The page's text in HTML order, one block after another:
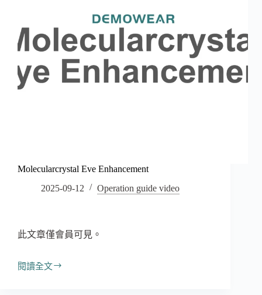
Molecularcrystal Eve Enhancement
2025-09-12
Operation guide video
此文章僅會員可見。
閱讀全文
Molecularcrystal